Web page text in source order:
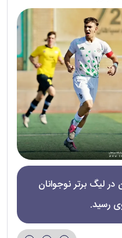
در لیگ برتر نوجوانان
رسید.